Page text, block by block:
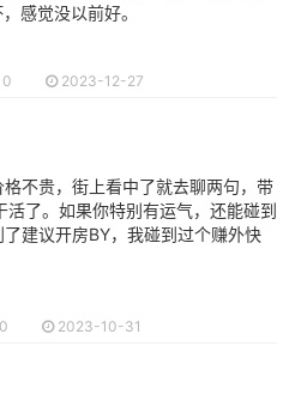
感觉没以前好。
0 2023-12-27
不贵，街上看中了就去聊两句，带
了。如果你特别有运气，还能碰到
建议开房BY，我碰到过个赚外快
0 2023-10-31